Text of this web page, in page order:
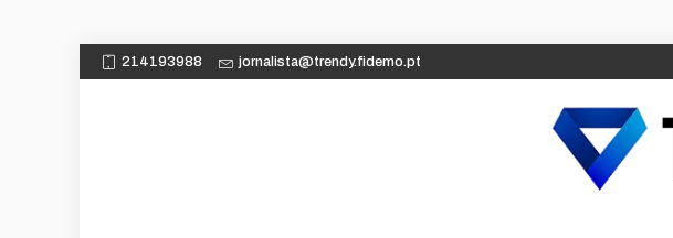
214193988 jornalista@trendy.fidemo.pt